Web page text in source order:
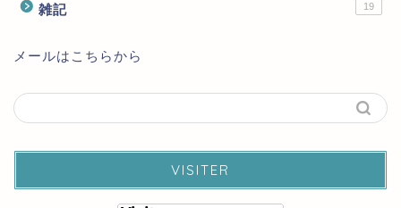
雑記 19
メールはこちらから
VISITER